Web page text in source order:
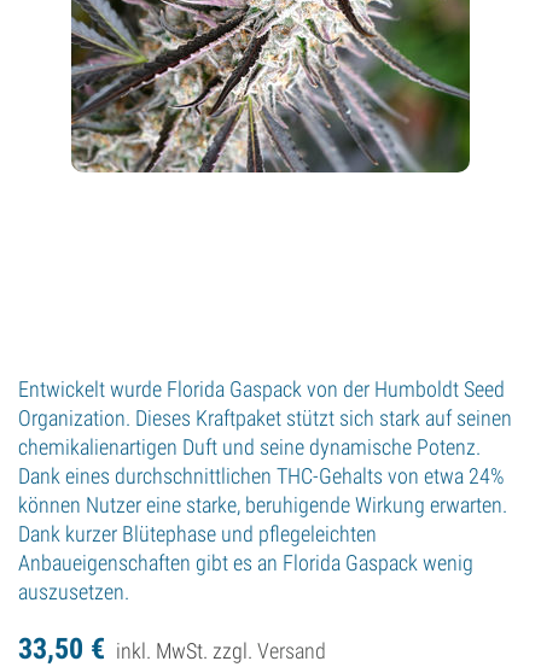
Entwickelt wurde Florida Gaspack von der Humboldt Seed
Organization. Dieses Kraftpaket stützt sich stark auf seinen
chemikalienartigen Duft und seine dynamische Potenz.
Dank eines durchschnittlichen THC-Gehalts von etwa 24%
können Nutzer eine starke, beruhigende Wirkung erwarten.
Dank kurzer Blütephase und pflegeleichten
Anbaueigenschaften gibt es an Florida Gaspack wenig
auszusetzen.
33,50 € inkl. MwSt. zzgl. Versand